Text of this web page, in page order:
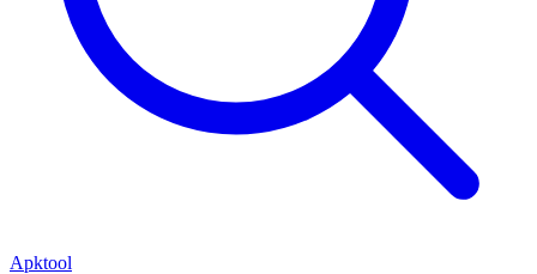
Apktool